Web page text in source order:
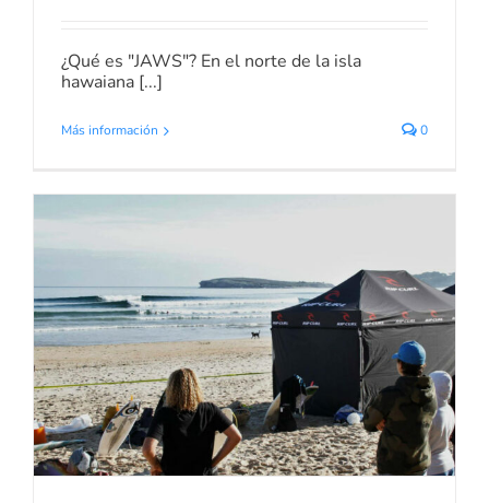
¿Qué es "JAWS"? En el norte de la isla
hawaiana [...]
Más información 0
HORARIOS RIP CURL
GROMSEARCH 2022 «SOMO»
Noticias de Surf Noticias Surf